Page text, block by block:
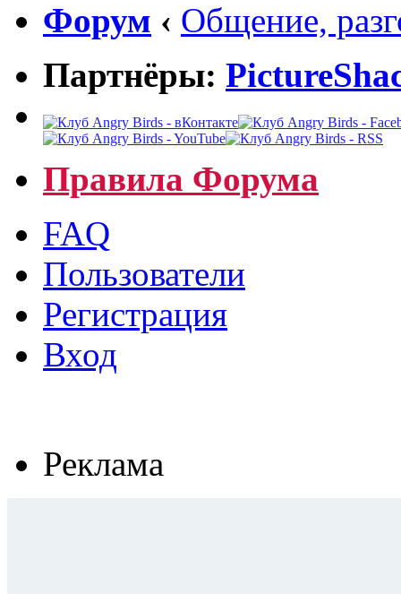
Форум ‹ Общение,
Партнёры:
Правила Форума
FAQ
Пользователи
Регистрация
Вход
Реклама